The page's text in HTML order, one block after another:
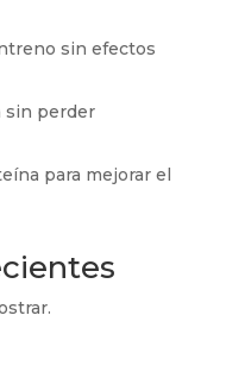
sin efectos
sin perder
para mejorar el